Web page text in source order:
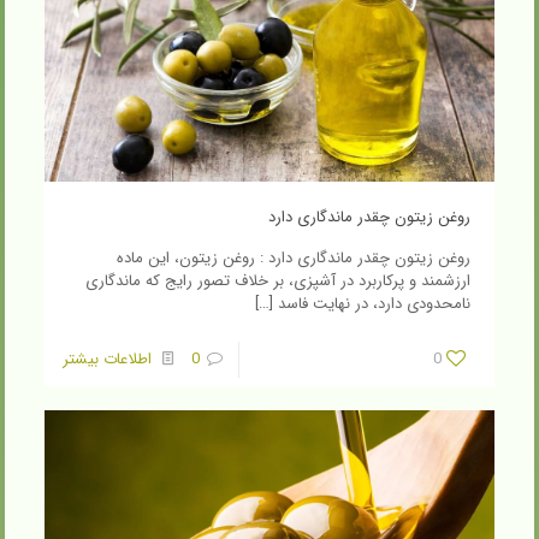
روغن زیتون چقدر ماندگاری دارد
روغن زیتون چقدر ماندگاری دارد : روغن زیتون، این ماده
ارزشمند و پرکاربرد در آشپزی، بر خلاف تصور رایج که ماندگاری
نامحدودی دارد، در نهایت فاسد […]
0
0 اطلاعات بیشتر